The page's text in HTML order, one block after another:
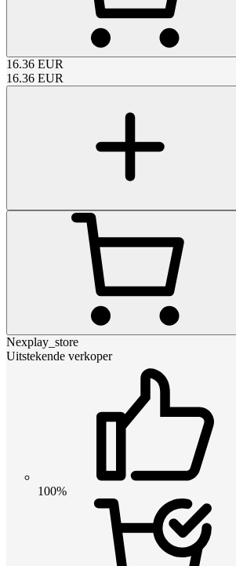
16.36 EUR
16.36 EUR
Nexplay_store
Uitstekende verkoper
100%